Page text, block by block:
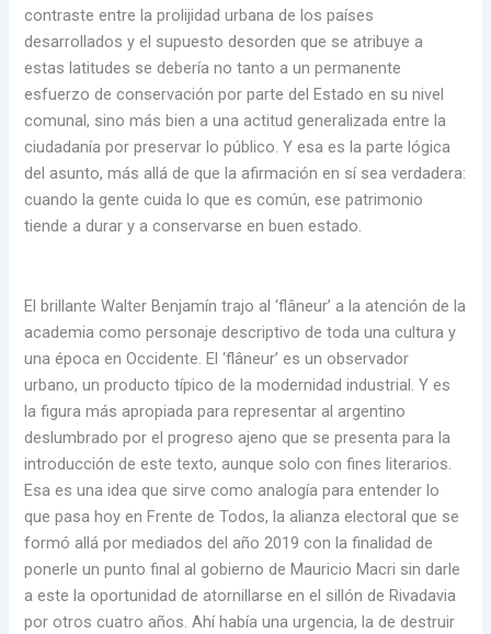
contraste entre la prolijidad urbana de los países
desarrollados y el supuesto desorden que se atribuye a
estas latitudes se debería no tanto a un permanente
esfuerzo de conservación por parte del Estado en su nivel
comunal, sino más bien a una actitud generalizada entre la
ciudadanía por preservar lo público. Y esa es la parte lógica
del asunto, más allá de que la afirmación en sí sea verdadera:
cuando la gente cuida lo que es común, ese patrimonio
tiende a durar y a conservarse en buen estado.
El brillante Walter Benjamín trajo al ‘flâneur’ a la atención de la
academia como personaje descriptivo de toda una cultura y
una época en Occidente. El ‘flâneur’ es un observador
urbano, un producto típico de la modernidad industrial. Y es
la figura más apropiada para representar al argentino
deslumbrado por el progreso ajeno que se presenta para la
introducción de este texto, aunque solo con fines literarios.
Esa es una idea que sirve como analogía para entender lo
que pasa hoy en Frente de Todos, la alianza electoral que se
formó allá por mediados del año 2019 con la finalidad de
ponerle un punto final al gobierno de Mauricio Macri sin darle
a este la oportunidad de atornillarse en el sillón de Rivadavia
por otros cuatro años. Ahí había una urgencia, la de destruir